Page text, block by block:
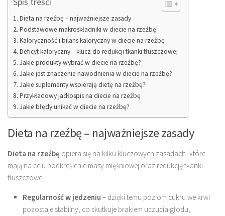
Dieta na rzeźbę – najważniejsze zasady
Podstawowe makroskładniki w diecie na rzeźbę
Kaloryczność i bilans kaloryczny w diecie na rzeźbę
Deficyt kaloryczny – klucz do redukcji tkanki tłuszczowej
Jakie produkty wybrać w diecie na rzeźbę?
Jakie jest znaczenie nawodnienia w diecie na rzeźbę?
Jakie suplementy wspierają dietę na rzeźbę?
Przykładowy jadłospis na diecie na rzeźbę
Jakie błędy unikać w diecie na rzeźbę?
Dieta na rzeźbę – najważniejsze zasady
Dieta na rzeźbę opiera się na kilku kluczowych zasadach, które
mają na celu podkreślenie masy mięśniowej oraz redukcję tkanki
tłuszczowej.
Regularność w jedzeniu – dzięki temu poziom cukru we krwi
pozostaje stabilny, co skutkuje brakiem uczucia głodu,